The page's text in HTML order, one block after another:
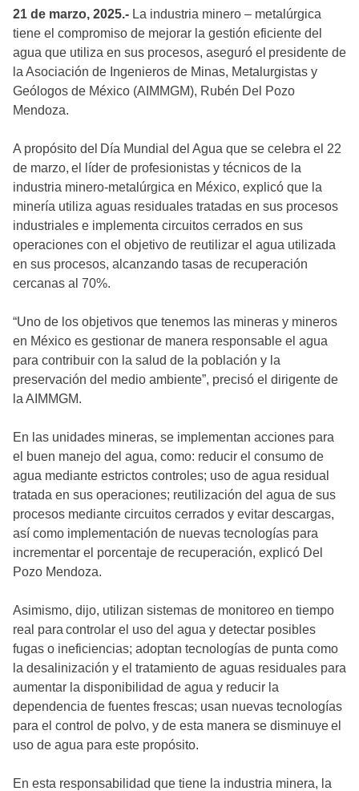
21 de marzo, 2025.- La industria minero – metalúrgica
tiene el compromiso de mejorar la gestión eficiente del
agua que utiliza en sus procesos, aseguró el presidente de
la Asociación de Ingenieros de Minas, Metalurgistas y
Geólogos de México (AIMMGM), Rubén Del Pozo
Mendoza.
A propósito del Día Mundial del Agua que se celebra el 22
de marzo, el líder de profesionistas y técnicos de la
industria minero-metalúrgica en México, explicó que la
minería utiliza aguas residuales tratadas en sus procesos
industriales e implementa circuitos cerrados en sus
operaciones con el objetivo de reutilizar el agua utilizada
en sus procesos, alcanzando tasas de recuperación
cercanas al 70%.
“Uno de los objetivos que tenemos las mineras y mineros
en México es gestionar de manera responsable el agua
para contribuir con la salud de la población y la
preservación del medio ambiente”, precisó el dirigente de
la AIMMGM.
En las unidades mineras, se implementan acciones para
el buen manejo del agua, como: reducir el consumo de
agua mediante estrictos controles; uso de agua residual
tratada en sus operaciones; reutilización del agua de sus
procesos mediante circuitos cerrados y evitar descargas,
así como implementación de nuevas tecnologías para
incrementar el porcentaje de recuperación, explicó Del
Pozo Mendoza.
Asimismo, dijo, utilizan sistemas de monitoreo en tiempo
real para controlar el uso del agua y detectar posibles
fugas o ineficiencias; adoptan tecnologías de punta como
la desalinización y el tratamiento de aguas residuales para
aumentar la disponibilidad de agua y reducir la
dependencia de fuentes frescas; usan nuevas tecnologías
para el control de polvo, y de esta manera se disminuye el
uso de agua para este propósito.
En esta responsabilidad que tiene la industria minera, la